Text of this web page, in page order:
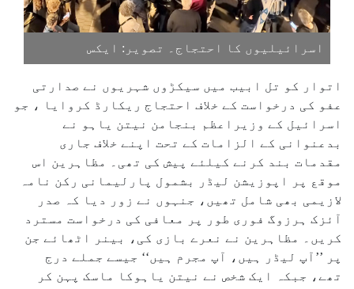
اسرائیلیوں کا احتجاج۔ تصویر: ایکس
اتوار کو تل ابیب میں سیکڑوں شہریوں نے صدارتی
عفو کی درخواست کے خلاف احتجاج ریکارڈ کروایا ، جو
اسرائیل کے وزیراعظم بنجامن نیتن یاہو نے
بدعنوانی کے الزامات کے تحت اپنے خلاف جاری
مقدمات بند کرنے کیلئے پیش کی تھی۔ مظاہرین اس
موقع پر اپوزیشن لیڈر بشمول پارلیمانی رکن نامہ
لازیمی بھی شامل تھیں، جنہوں نے زور دیا کہ صدر
آئزک ہرزوگ فوری طور پر معافی کی درخواست مسترد
کریں۔ مظاہرین نے نعرے بازی کی، بینر اٹھائے جن
پر ’’آپ لیڈر ہیں، آپ مجرم ہیں‘‘ جیسے جملے درج
تھے، جبکہ ایک شخص نے نیتن یاہوکا ماسک پہن کر